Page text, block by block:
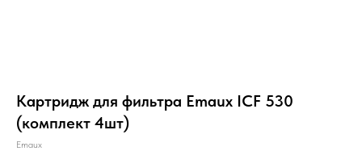
Картридж для фильтра Emaux ICF 530
(комплект 4шт)
Emaux